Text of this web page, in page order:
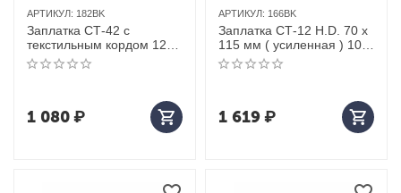
АРТИКУЛ: 182BK
Заплатка СТ-42 с
текстильным кордом 125
х 250 мм (1шт)
1 080₽
АРТИКУЛ: 166BK
Заплатка СТ-12 H.D. 70 х
115 мм ( усиленная ) 10
шт
1 619₽